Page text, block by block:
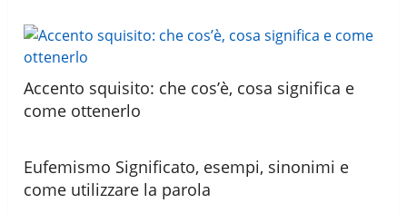
Accento squisito: che cos’è, cosa significa e
come ottenerlo
Eufemismo Significato, esempi, sinonimi e
come utilizzare la parola